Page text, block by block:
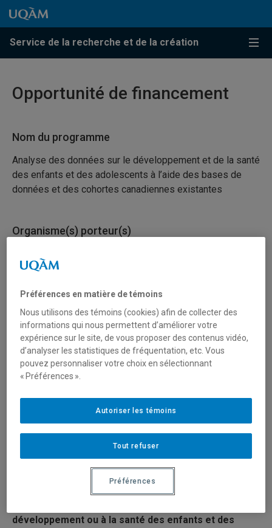
Passer au contenu
Accéder au menu principal
Accéder à la recherche
Passer au contenu
Accéder au menu principal
Service de la recherche et de la création
Menu
Opportunité de financement
Nom du programme
Analyse des données sur le développement et de la santé
des enfants et des adolescents à l’aide des bases de
données et des cohortes canadiennes existantes
Organisme(s) porteur(s)
Type de financement
Fonctionnement
Secteur(s)
Sciences liées à la santé
Description du programme
La présente possibilité de financement vise à financer
des projets qui feront usage de données tirées de
cohortes, de bases de données, de plateformes de
données et de catalogues de cohortes existants au
développement ou à la santé des enfants et des
Préférences en matière de témoins
Nous utilisons des témoins (cookies) afin de collecter des
informations qui nous permettent d’améliorer votre
expérience sur le site, de vous proposer des contenus vidéo,
d’analyser les statistiques de fréquentation, etc. Vous
pouvez personnaliser votre choix en sélectionnant
« Préférences ».
Tout refuser
Autoriser les témoins
Préférences